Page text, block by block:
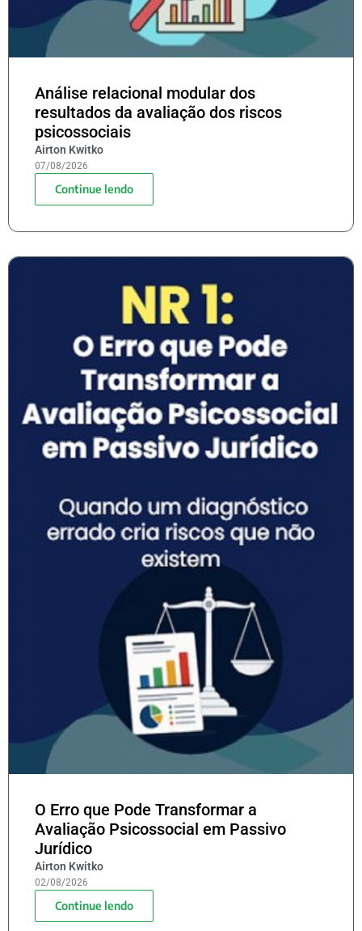
Análise relacional modular dos
resultados da avaliação dos riscos
psicossociais
Airton Kwitko
07/08/2026
Continue lendo
O Erro que Pode Transformar a
Avaliação Psicossocial em Passivo
Jurídico
Airton Kwitko
02/08/2026
Continue lendo